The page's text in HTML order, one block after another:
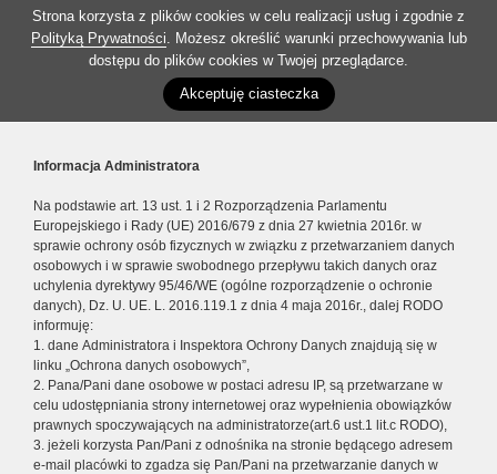
Strona korzysta z plików cookies w celu realizacji usług i zgodnie z
Polityką Prywatności. Możesz określić warunki przechowywania lub
dostępu do plików cookies w Twojej przeglądarce.
Akceptuję ciasteczka
Informacja Administratora
Na podstawie art. 13 ust. 1 i 2 Rozporządzenia Parlamentu
Europejskiego i Rady (UE) 2016/679 z dnia 27 kwietnia 2016r. w
sprawie ochrony osób fizycznych w związku z przetwarzaniem danych
osobowych i w sprawie swobodnego przepływu takich danych oraz
uchylenia dyrektywy 95/46/WE (ogólne rozporządzenie o ochronie
danych), Dz. U. UE. L. 2016.119.1 z dnia 4 maja 2016r., dalej RODO
informuję:
1. dane Administratora i Inspektora Ochrony Danych znajdują się w
linku „Ochrona danych osobowych”,
2. Pana/Pani dane osobowe w postaci adresu IP, są przetwarzane w
celu udostępniania strony internetowej oraz wypełnienia obowiązków
prawnych spoczywających na administratorze(art.6 ust.1 lit.c RODO),
3. jeżeli korzysta Pan/Pani z odnośnika na stronie będącego adresem
e-mail placówki to zgadza się Pan/Pani na przetwarzanie danych w